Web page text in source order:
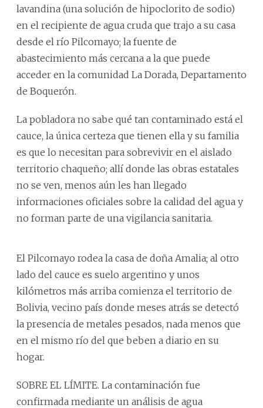
lavandina (una solución de hipoclorito de sodio)
en el recipiente de agua cruda que trajo a su casa
desde el río Pilcomayo; la fuente de
abastecimiento más cercana a la que puede
acceder en la comunidad La Dorada, Departamento
de Boquerón.
La pobladora no sabe qué tan contaminado está el
cauce, la única certeza que tienen ella y su familia
es que lo necesitan para sobrevivir en el aislado
territorio chaqueño; allí donde las obras estatales
no se ven, menos aún les han llegado
informaciones oficiales sobre la calidad del agua y
no forman parte de una vigilancia sanitaria.
El Pilcomayo rodea la casa de doña Amalia; al otro
lado del cauce es suelo argentino y unos
kilómetros más arriba comienza el territorio de
Bolivia, vecino país donde meses atrás se detectó
la presencia de metales pesados, nada menos que
en el mismo río del que beben a diario en su
hogar.
SOBRE EL LÍMITE. La contaminación fue
confirmada mediante un análisis de agua